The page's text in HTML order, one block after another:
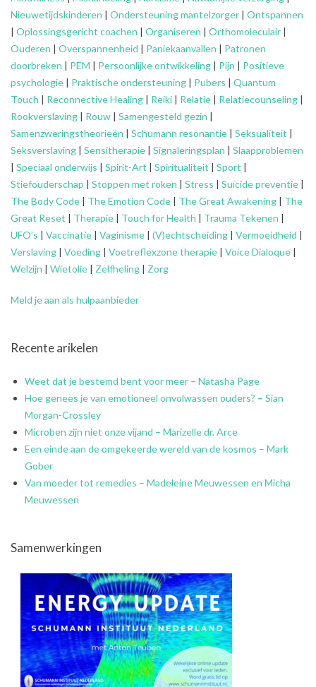
Nieuwetijdskinderen | Ondersteuningmantelzorger | Ontspannen
| Oplossingsgericht coachen | Organiseren | Orthomoleculair |
Ouderen | Overspannenheid | Paniekaanvallen | Patronen
doorbreken | PEM | Persoonlijke ontwikkeling | Pijn | Positieve
psychologie | Praktische ondersteuning | Pubers | Quantum
Touch | Reconnective Healing | Reiki | Relatie | Relatiecounseling |
Rookverslaving | Rouw | Samengesteld gezin |
Samenzweringstheorieën | Schumann resonantie | Seksualiteit |
Seksverslaving | Sensitherapie | Signaleringsplan | Slaapproblemen
| Speciaal onderwijs | Spirit-Art | Spiritualiteit | Sport |
Stiefouderschap | Stoppen met roken | Stress | Suïcide preventie |
The Body Code | The Emotion Code | The Great Awakening | The
Great Reset | Therapie | Touch for Health | Trauma Tekenen |
UFO’s | Vaccinatie | Vaginisme | (V)echtscheiding | Vermoeidheid |
Verslaving | Voeding | Voetreflexzone therapie | Voice Dialoque |
Welzijn | Wietolie | Zelfheling | Zorg
Meld je aan als hulpaanbieder
Recente arikelen
Weet dat je bestemd bent voor meer – Natasha Page
Hoe genees je van emotioneel onvolwassen ouders? – Sian
Morgan-Crossley
Microben zijn niet onze vijand – Marizelle dr. Arce
Een einde aan de omgekeerde wereld van de kosmos – Mark
Gober
Van moeder tot remedies – Madeleine Meuwessen en Micha
Meuwessen
Samenwerkingen